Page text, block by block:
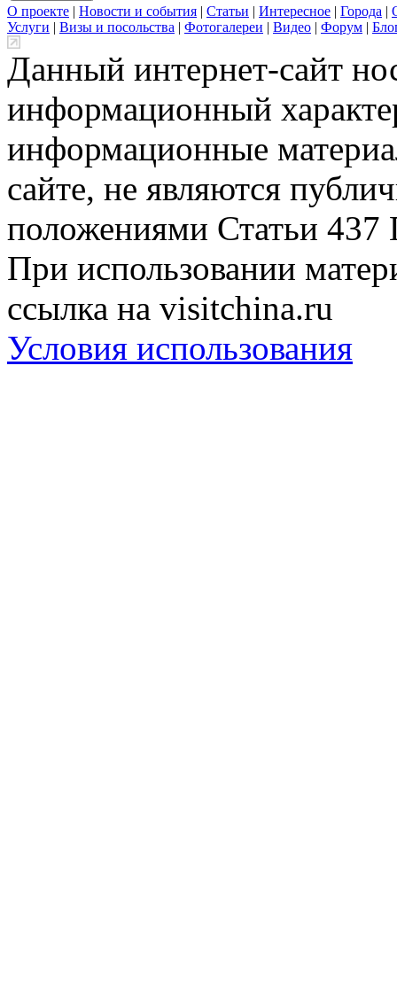
О проекте | Новости и события | Статьи | Интересное | Города |
Услуги | Визы и посольства | Фотогалереи | Видео | Форум |
Данный интернет-сайт
информационный
информационные
сайте, не являются
положениями Статьи 437
При использовании
ссылка на visitchina.ru
Условия использования